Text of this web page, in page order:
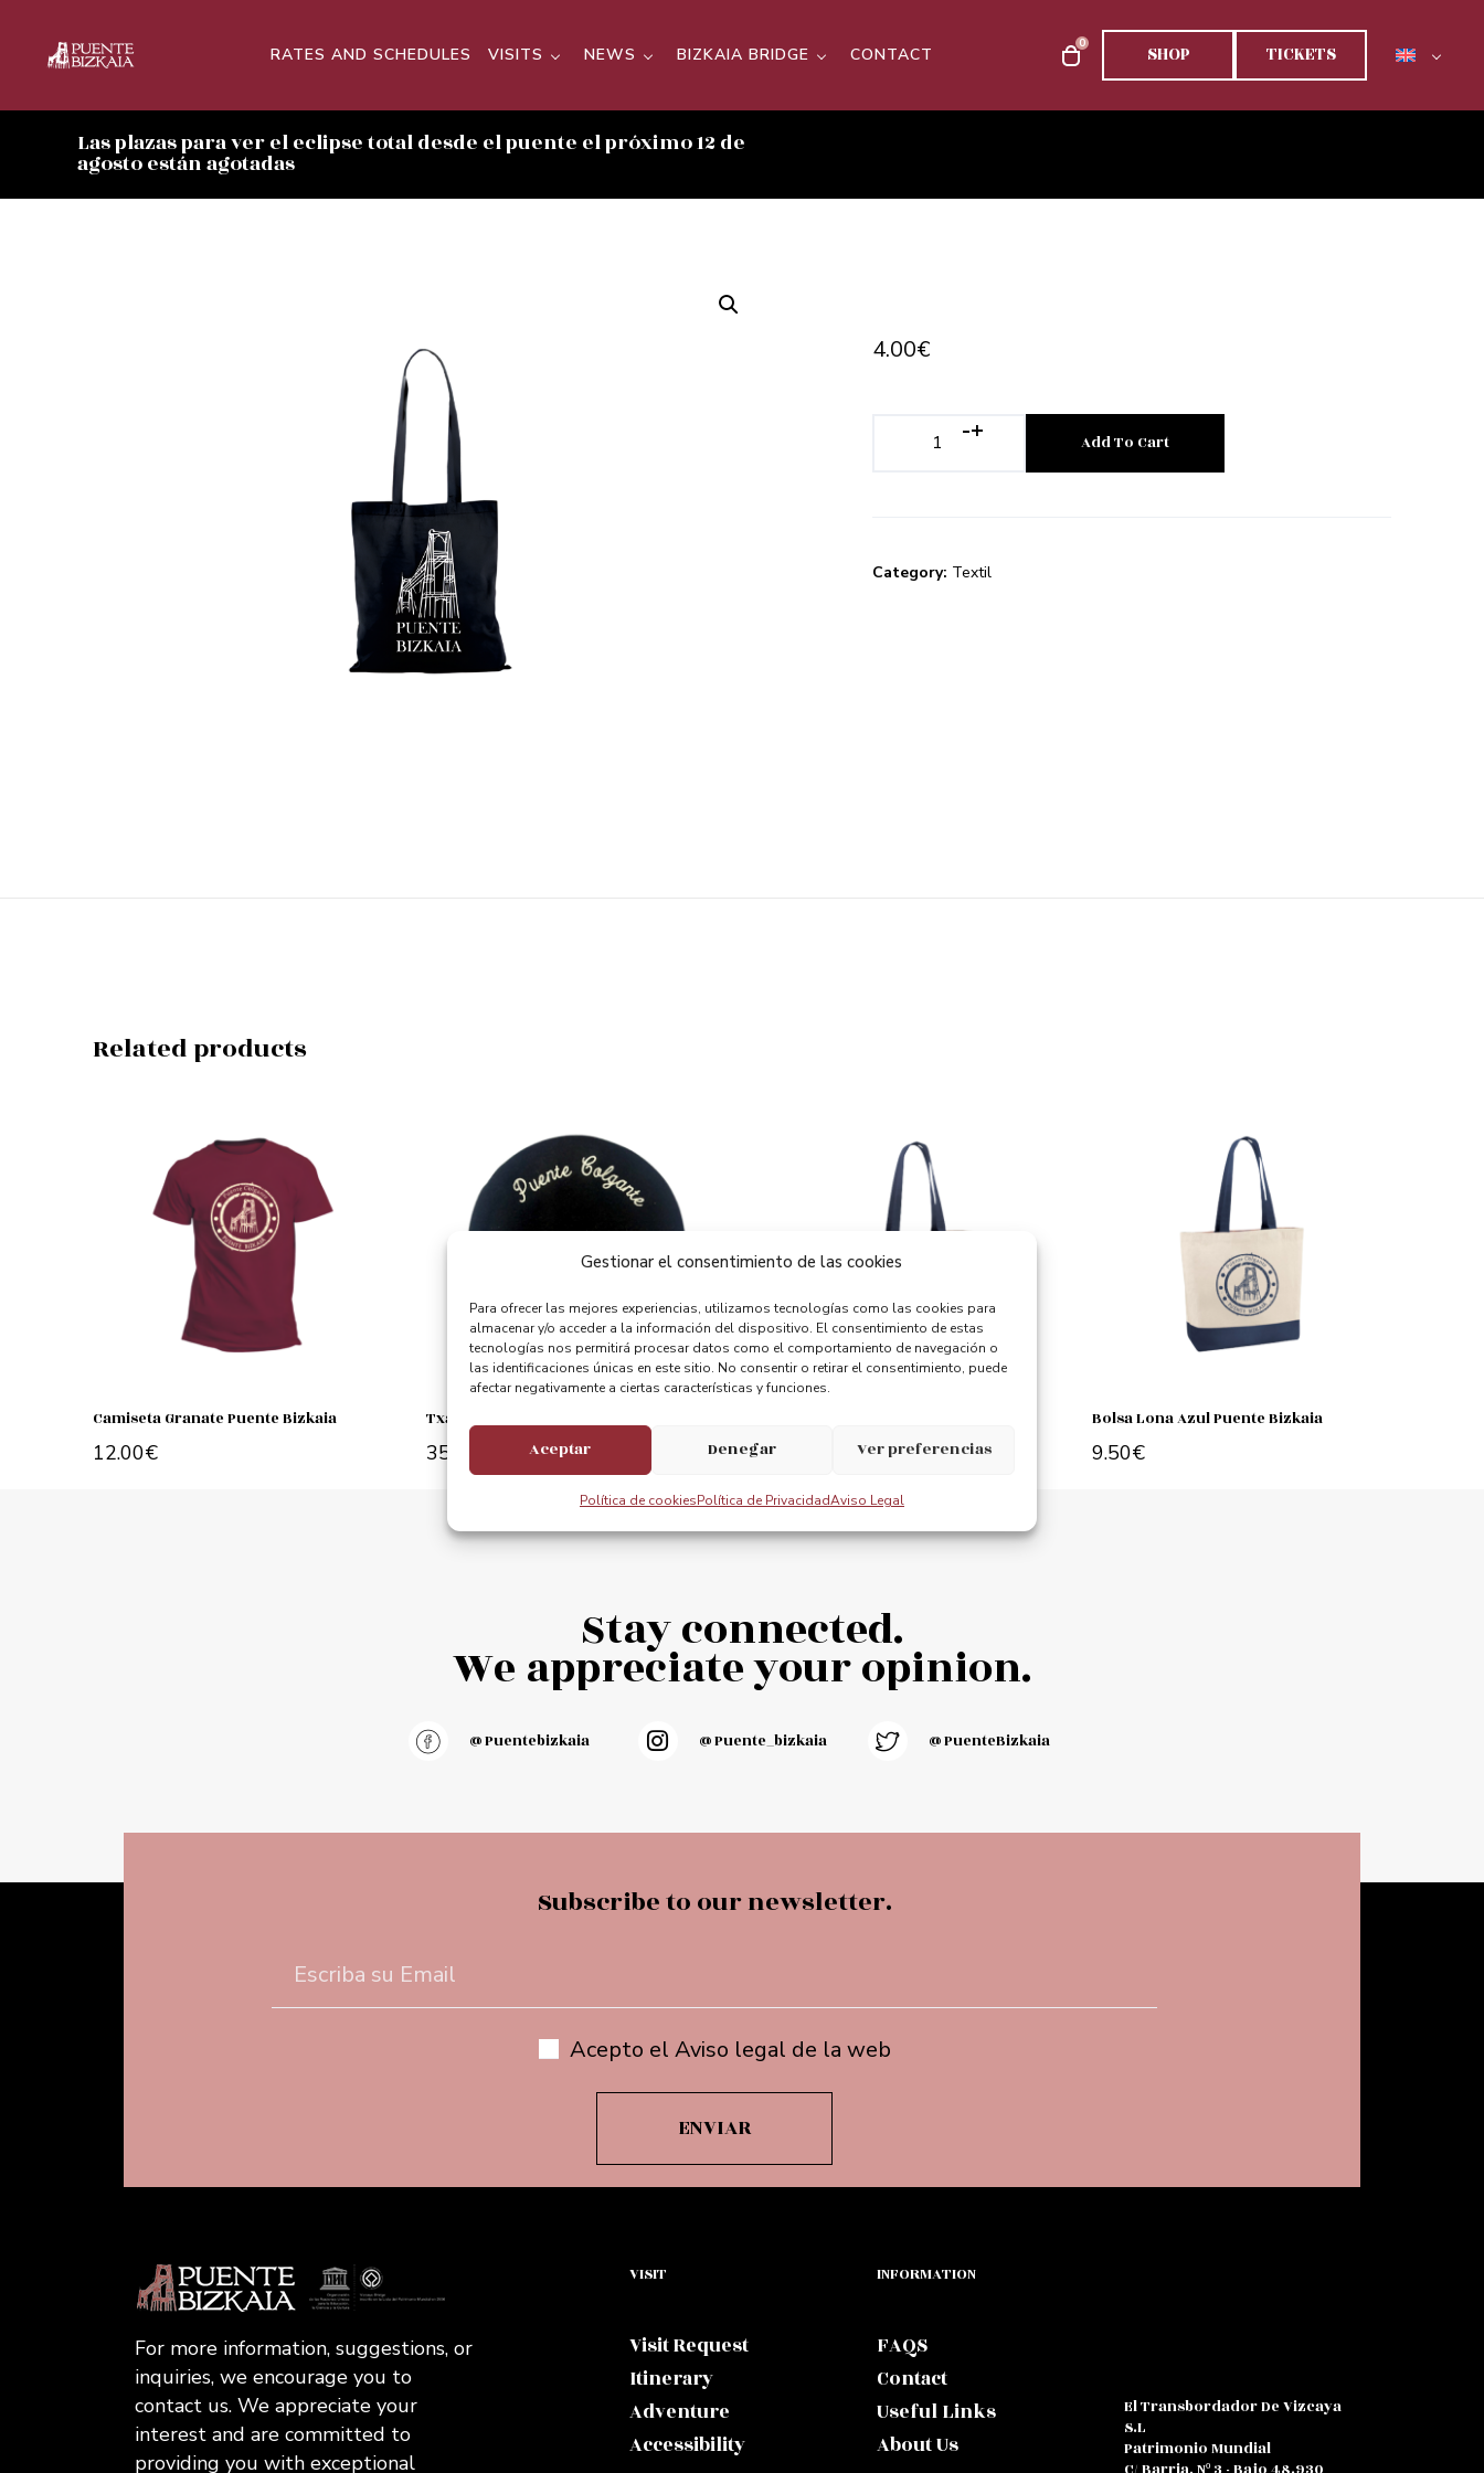
Gestionar el consentimiento de las cookies
Para ofrecer las mejores experiencias, utilizamos tecnologías como las cookies para
almacenar y/o acceder a la información del dispositivo. El consentimiento de estas
tecnologías nos permitirá procesar datos como el comportamiento de navegación o
las identificaciones únicas en este sitio. No consentir o retirar el consentimiento, puede
afectar negativamente a ciertas características y funciones.
Aceptar Denegar Ver preferencias
Política de cookiesPolítica de PrivacidadAviso Legal
RATES AND SCHEDULES VISITS NEWS BIZKAIA BRIDGE CONTACT
0 SHOP TICKETS
Las plazas para ver el eclipse total desde el puente el próximo 12 de
agosto están agotadas
4.00€
-+ Add To Cart
Category: Textil
Related products
Camiseta Granate Puente Bizkaia
12.00€
Txapela Puente Bizkaia
35.00 9.50
Bolsa Lona Azul Puente Bizkaia
9.50€
Stay connected.
We appreciate your opinion.
@puentebizkaia @puente_bizkaia @PuenteBizkaia
Subscribe to our newsletter.
Acepto el Aviso legal de la web
For more information, suggestions, or
inquiries, we encourage you to
contact us. We appreciate your
interest and are committed to
providing you with exceptional
VISIT
Visit Request
Itinerary
Adventure
Accessibility
INFORMATION
FAQS
Contact
Useful Links
About Us
El Transbordador De Vizcaya
S.L
Patrimonio Mundial